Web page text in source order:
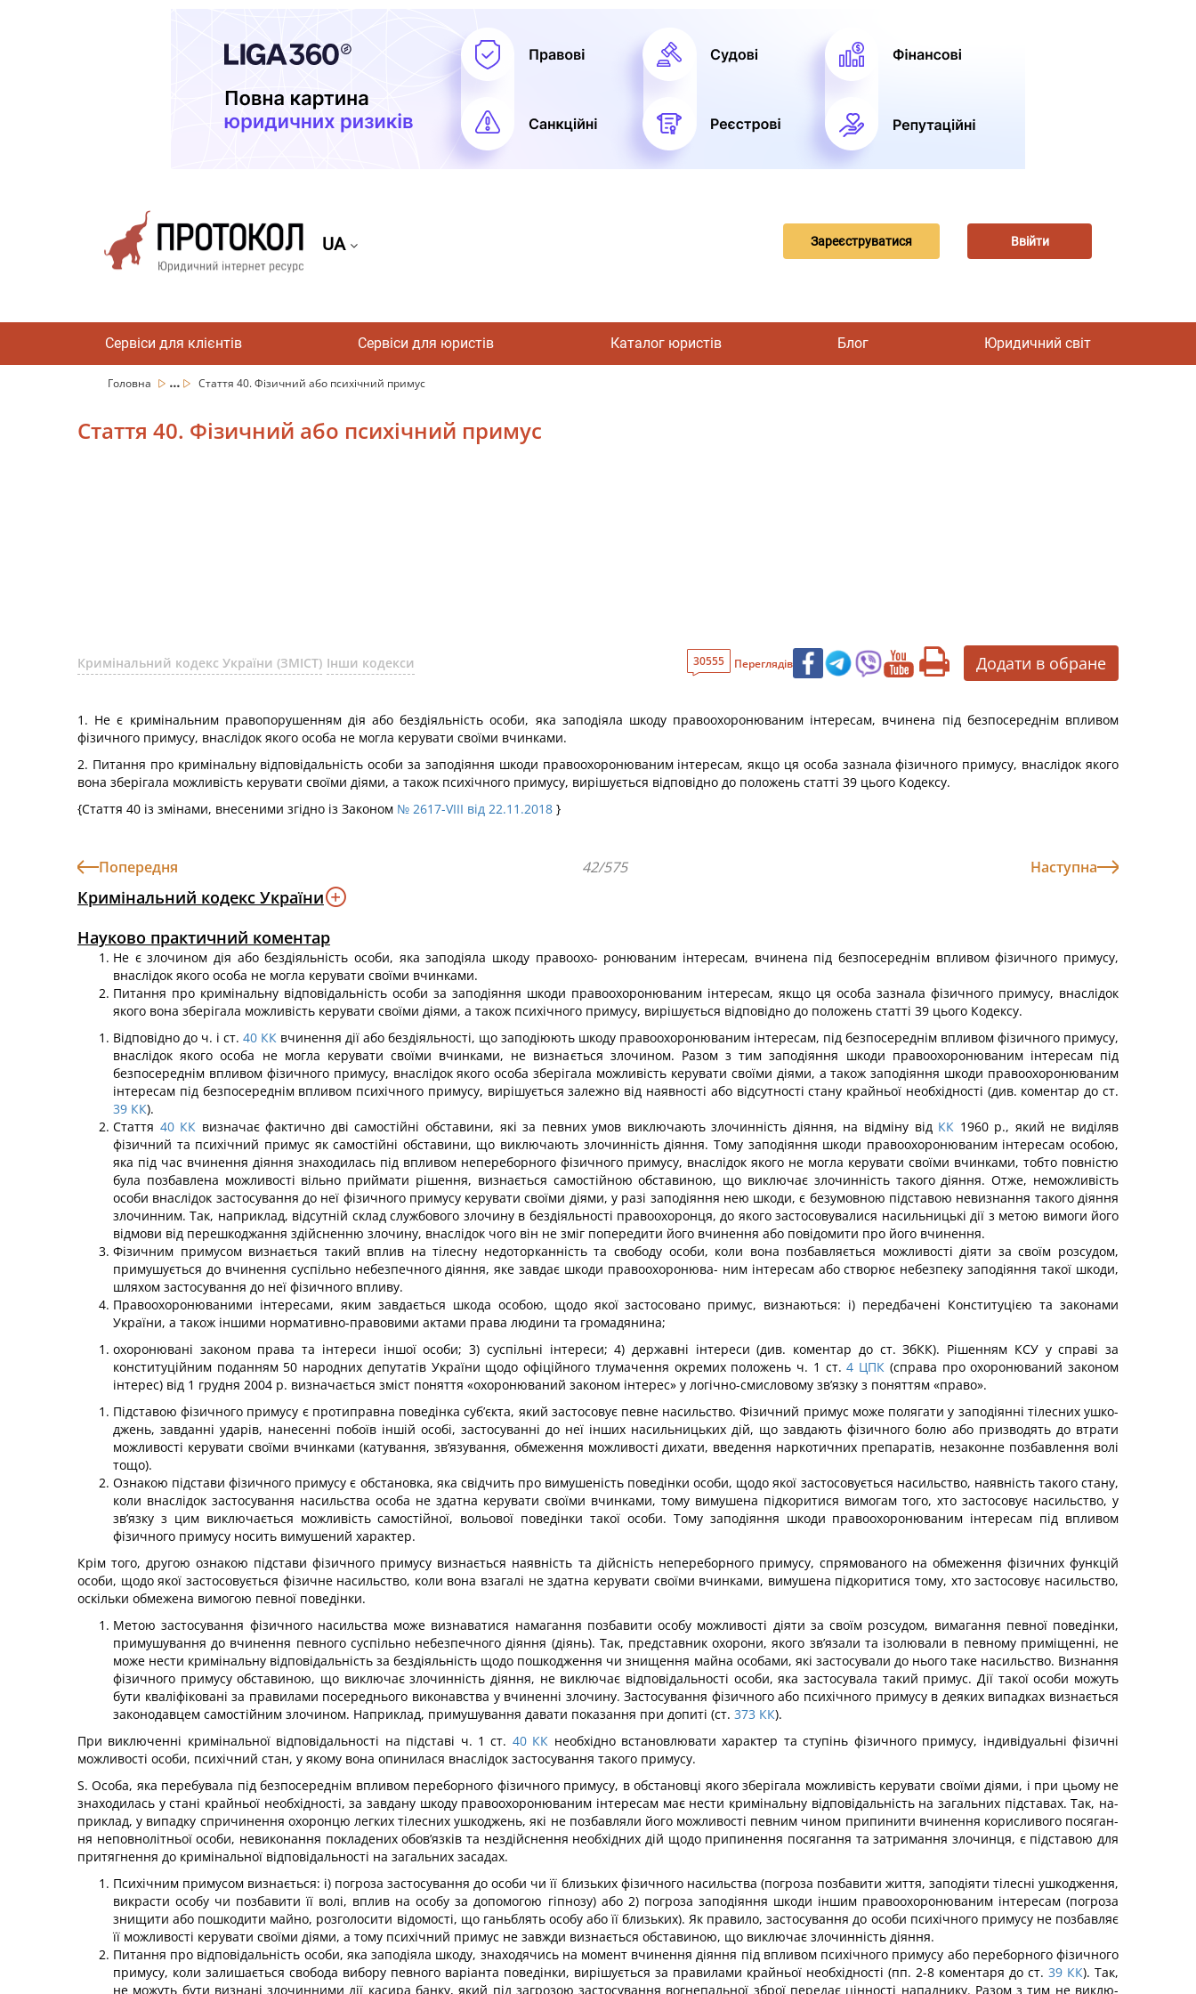
UA Зареєструватися Ввійти
Сервіси для клієнтів Сервіси для юристів Каталог юристів Блог Юридичний світ
Головна ... Стаття 40. Фізичний або психічний примус
Стаття 40. Фізичний або психічний примус
Кримінальний кодекс України (ЗМІСТ) Інши кодекси 30555 Переглядів Додати в обране
1. Не є кримінальним правопорушенням дія або бездіяльність особи, яка заподіяла шкоду правоохоронюваним інтересам, вчинена під безпосереднім впливом
фізичного примусу, внаслідок якого особа не могла керувати своїми вчинками.
2. Питання про кримінальну відповідальність особи за заподіяння шкоди правоохоронюваним інтересам, якщо ця особа зазнала фізичного примусу, внаслідок якого
вона зберігала можливість керувати своїми діями, а також психічного примусу, вирішується відповідно до положень статті 39 цього Кодексу.
{Стаття 40 із змінами, внесеними згідно із Законом № 2617-VIII від 22.11.2018 }
Попередня 42/575 Наступна
Кримінальний кодекс України
Науково практичний коментар
Не є злочином дія або бездіяльність особи, яка заподіяла шкоду правоохо- ронюваним інтересам, вчинена під безпосереднім впливом фізичного примусу,
внаслідок якого особа не могла керувати своїми вчинками.
Питання про кримінальну відповідальність особи за заподіяння шкоди правоохоронюваним інтересам, якщо ця особа зазнала фізичного примусу, вна­слідок
якого вона зберігала можливість керувати своїми діями, а також психіч­ного примусу, вирішується відповідно до положень статті 39 цього Кодексу.
Відповідно до ч. і ст. 40 КК вчинення дії або бездіяльності, що заподіюють шкоду правоохоронюваним інтересам, під безпосереднім впливом фізичного приму­су,
внаслідок якого особа не могла керувати своїми вчинками, не визнається злочином. Разом з тим заподіяння шкоди правоохоронюваним інтересам під
безпосереднім впливом фізичного примусу, внаслідок якого особа зберігала можливість керувати своїми діями, а також заподіяння шкоди правоохоронюваним
інтересам під безпосе­реднім впливом психічного примусу, вирішується залежно від наявності або відсут­ності стану крайньої необхідності (див. коментар до ст.
39 КК).
Стаття 40 КК визначає фактично дві самостійні обставини, які за певних умов виключають злочинність діяння, на відміну від КК 1960 р., який не виділяв
фізичний та психічний примус як самостійні обставини, що виключають злочинність діяння. Тому заподіяння шкоди правоохоронюваним інтересам особою,
яка під час вчинення діяння знаходилась під впливом непереборного фізичного примусу, внаслідок якого не могла керувати своїми вчинками, тобто повністю
була позбавлена можливості вільно приймати рішення, визнається самостійною обставиною, що виключає зло­чинність такого діяння. Отже, неможливість
особи внаслідок застосування до неї фізичного примусу керувати своїми діями, у разі заподіяння нею шкоди, є безумовною підставою невизнання такого діяння
злочинним. Так, наприклад, відсутній склад службового злочину в бездіяльності правоохоронця, до якого застосовувалися на­сильницькі дії з метою вимоги його
відмови від перешкоджання здійсненню злочину, внаслідок чого він не зміг попередити його вчинення або повідомити про його вчи­нення.
Фізичним примусом визнається такий вплив на тілесну недоторканність та сво­боду особи, коли вона позбавляється можливості діяти за своїм розсудом,
примушу­ється до вчинення суспільно небезпечного діяння, яке завдає шкоди правоохоронюва- ним інтересам або створює небезпеку заподіяння такої шкоди,
шляхом застосування до неї фізичного впливу.
Правоохоронюваними інтересами, яким завдається шкода особою, щодо якої застосовано примус, визнаються: і) передбачені Конституцією та законами
України, а також іншими нормативно-правовими актами права людини та громадянина;
охоронювані законом права та інтереси іншої особи; 3) суспільні інтереси; 4) дер­жавні інтереси (див. коментар до ст. ЗбКК). Рішенням КСУ у справі за
конституцій­ним поданням 50 народних депутатів України щодо офіційного тлумачення окремих положень ч. 1 ст. 4 ЦПК (справа про охоронюваний законом
інтерес) від 1 грудня 2004 р. визначається зміст поняття «охоронюваний законом інтерес» у логічно-смис­ловому зв’язку з поняттям «право».
Підставою фізичного примусу є протиправна поведінка суб’єкта, який застосо­вує певне насильство. Фізичний примус може полягати у заподіянні тілесних ушко­
джень, завданні ударів, нанесенні побоїв іншій особі, застосуванні до неї інших на­сильницьких дій, що завдають фізичного болю або призводять до втрати
можливості керувати своїми вчинками (катування, зв’язування, обмеження можливості дихати, введення наркотичних препаратів, незаконне позбавлення волі
тощо).
Ознакою підстави фізичного примусу є обстановка, яка свідчить про вимуше­ність поведінки особи, щодо якої застосовується насильство, наявність такого стану,
коли внаслідок застосування насильства особа не здатна керувати своїми вчинками, тому вимушена підкоритися вимогам того, хто застосовує насильство, у
зв’язку з цим виключається можливість самостійної, вольової поведінки такої особи. Тому заподі­яння шкоди правоохоронюваним інтересам під впливом
фізичного примусу носить вимушений характер.
Крім того, другою ознакою підстави фізичного примусу визнається наявність та дійсність непереборного примусу, спрямованого на обмеження фізичних функцій
особи, щодо якої застосовується фізичне насильство, коли вона взагалі не здатна ке­рувати своїми вчинками, вимушена підкоритися тому, хто застосовує насильство,
оскільки обмежена вимогою певної поведінки.
Метою застосування фізичного насильства може визнаватися намагання по­збавити особу можливості діяти за своїм розсудом, вимагання певної поведінки,
примушування до вчинення певного суспільно небезпечного діяння (діянь). Так, представник охорони, якого зв’язали та ізолювали в певному приміщенні, не
може нести кримінальну відповідальність за бездіяльність щодо пошкодження чи зни­щення майна особами, які застосували до нього таке насильство. Визнання
фізич­ного примусу обставиною, що виключає злочинність діяння, не виключає відпо­відальності особи, яка застосувала такий примус. Дії такої особи можуть
бути кваліфіковані за правилами посереднього виконавства у вчиненні злочину. Засто­сування фізичного або психічного примусу в деяких випадках визнається
законо­давцем самостійним злочином. Наприклад, примушування давати показання при допиті (ст. 373 КК).
При виключенні кримінальної відповідальності на підставі ч. 1 ст. 40 КК необхід­но встановлювати характер та ступінь фізичного примусу, індивідуальні фізичні
можливості особи, психічний стан, у якому вона опинилася внаслідок застосування такого примусу.
S. Особа, яка перебувала під безпосереднім впливом переборного фізичного при­мусу, в обстановці якого зберігала можливість керувати своїми діями, і при цьому не
знаходилась у стані крайньої необхідності, за завдану шкоду правоохоронюваним інтересам має нести кримінальну відповідальність на загальних підставах. Так, на­
приклад, у випадку спричинення охоронцю легких тілесних ушкоджень, які не по­збавляли його можливості певним чином припинити вчинення корисливого посяган­
ня неповнолітньої особи, невиконання покладених обов’язків та нездійснення необ­хідних дій щодо припинення посягання та затримання злочинця, є підставою для
притягнення до кримінальної відповідальності на загальних засадах.
Психічним примусом визнається: і) погроза застосування до особи чи її близьких фізичного насильства (погроза позбавити життя, заподіяти тілесні ушкодження,
ви­красти особу чи позбавити її волі, вплив на особу за допомогою гіпнозу) або 2) по­гроза заподіяння шкоди іншим правоохоронюваним інтересам (погроза
знищити або пошкодити майно, розголосити відомості, що ганьблять особу або її близьких). Як правило, застосування до особи психічного примусу не позбавляє
її можливості ке­рувати своїми діями, а тому психічний примус не завжди визнається обставиною, що виключає злочинність діяння.
Питання про відповідальність особи, яка заподіяла шкоду, знаходячись на момент вчинення діяння під впливом психічного примусу або переборного фізич­ного
примусу, коли залишається свобода вибору певного варіанта поведінки, ви­рішується за правилами крайньої необхідності (пп. 2-8 коментаря до ст. 39 КК). Так,
не можуть бути визнані злочинними дії касира банку, який під загрозою за­стосування вогнепальної зброї передає цінності нападнику. Разом з тим не виклю­